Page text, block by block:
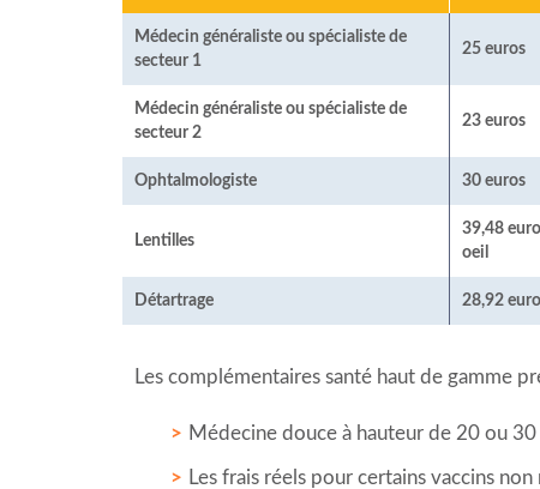
Médecin généraliste ou spécialiste de
secteur 1
25 euros
Médecin généraliste ou spécialiste de
secteur 2
23 euros
Ophtalmologiste 30 euros
Lentilles
39,48
oeil
Détartrage 28,92
Les complémentaires santé haut de gamme
Médecine douce à hauteur de 20 ou 30
Les frais réels pour certains vaccins